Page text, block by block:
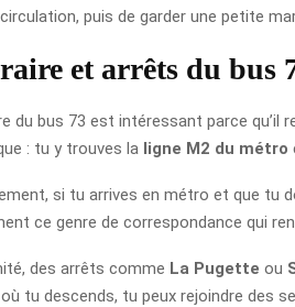
puis de garder une petite
et arrêts du bus
du bus 73 est intéressant parce qu’il
: tu y trouves la ligne M2 du métro
si tu arrives en métro et que tu
ce genre de correspondance qui
des arrêts comme La Pugette ou
où tu descends, tu peux rejoindre des